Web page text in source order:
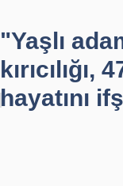
"Yaşlı
kırıcılığı,
hayatını